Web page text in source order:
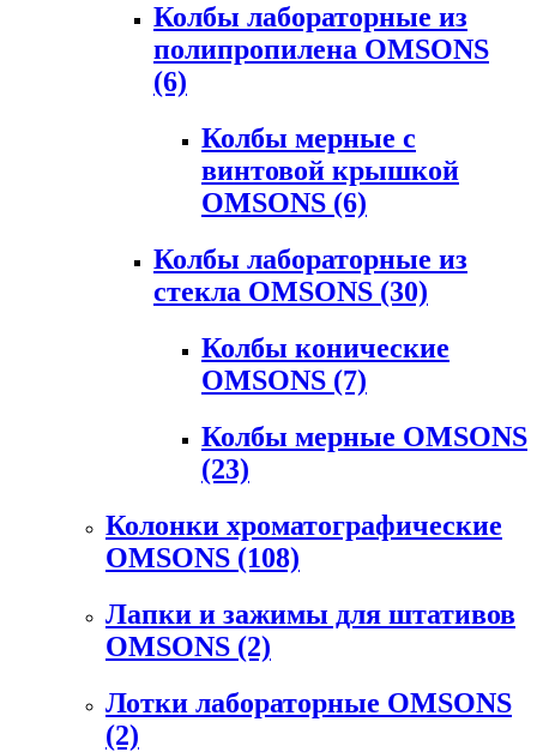
Колбы лабораторные из
полипропилена OMSONS
(6)
Колбы мерные с
винтовой крышкой
OMSONS (6)
Колбы лабораторные из
стекла OMSONS (30)
Колбы конические
OMSONS (7)
Колбы мерные OMSONS
(23)
Колонки хроматографические
OMSONS (108)
Лапки и зажимы для штативов
OMSONS (2)
Лотки лабораторные OMSONS
(2)